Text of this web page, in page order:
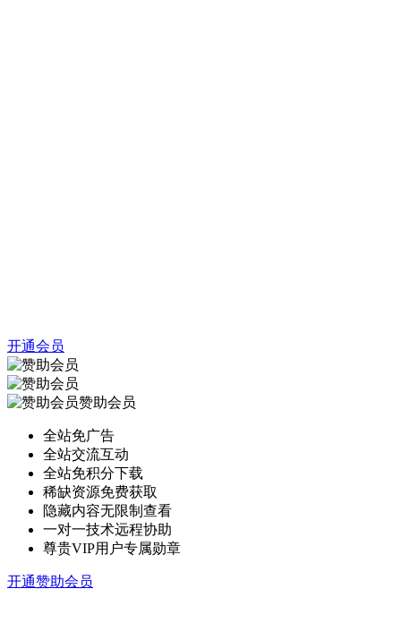
开通会员
赞助会员
全站免广告
全站交流互动
全站免积分下载
稀缺资源免费获取
隐藏内容无限制查看
一对一技术远程协助
尊贵VIP用户专属勋章
开通赞助会员